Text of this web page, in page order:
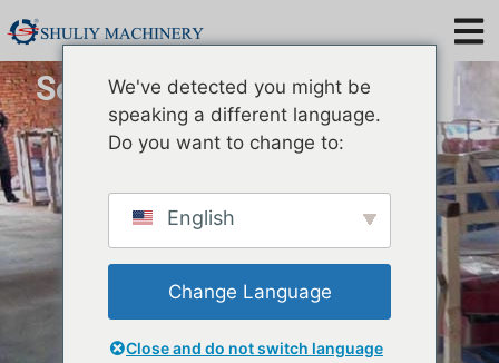
Separador Molitor Tenebrio |
Máquina clasificadora
We've detected you might be
speaking a different language.
Do you want to change to:
English
Change Language
Close and do not switch language